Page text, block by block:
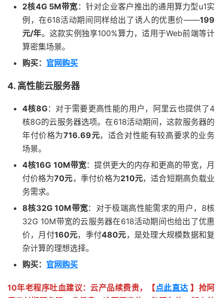
2核4G 5M带宽 ：针对企业客户推出的通用算力型u1实
例，在618活动期间同样给出了诱人的优惠价——199
元/年。这款实例独享100%算力，适用于Web前端等计
算密集场景。
购买： 官网购买
4. 高性能云服务器
4核8G：对于需要更高性能的用户，阿里云也提供了4
核8G的云服务器选项。在618活动期间，这款服务器的
年付价格为716.69元，适合对性能有较高要求的业务
场景。
4核16G 10M带宽：提供更大的内存和更高的带宽，月
付价格为70元，季付价格为210元，适合短期高负载业
务需求。
8核32G 10M带宽：对于极端高性能需求的用户，8核
32G 10M带宽的云服务器在618活动期间也给出了优惠
价，月付160元，季付480元，是处理大规模数据和复
杂计算的理想选择。
购买： 官网购买
10年老程序吐血建议：云产品续费贵，【点此直达】抢阿